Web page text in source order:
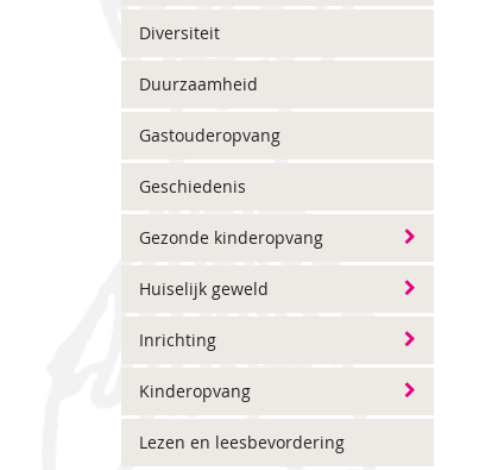
Diversiteit
Duurzaamheid
Gastouderopvang
Geschiedenis
Gezonde kinderopvang
Huiselijk geweld
Inrichting
Kinderopvang
Lezen en leesbevordering